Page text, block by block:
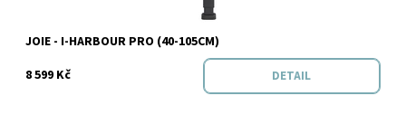
JOIE - I-HARBOUR PRO (40-105CM)
8 599 Kč
DETAIL